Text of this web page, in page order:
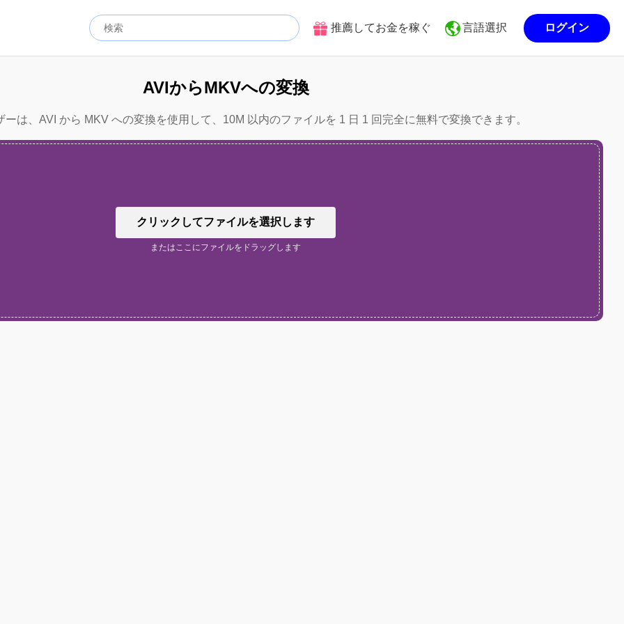
推薦してお金を稼ぐ 言語選択 ログイン
AVIからMKVへの変換
ーは、AVI から MKV への変換を使用して、10M 以内のファイルを 1 日 1 回完全に無料で変換できます。
クリックしてファイルを選択します
またはここにファイルをドラッグします